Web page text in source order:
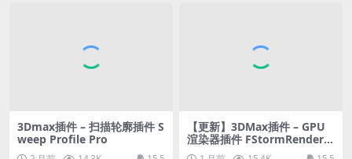
3Dmax插件 – 扫描轮廓插件 S
weep Profile Pro
【更新】3DMax插件 – GPU
渲染器插件 FStormRender f
or max